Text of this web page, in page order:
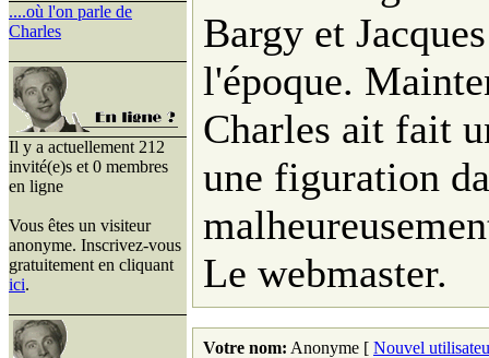
....où l'on parle de
Charles
Il y a actuellement 212
invité(e)s et 0 membres
en ligne
Vous êtes un visiteur
anonyme. Inscrivez-vous
gratuitement en cliquant
ici.
Bargy et
l'époque.
Charles ait fait
une figuration
Le webmaster.
Votre nom: Anonyme [ Nouvel